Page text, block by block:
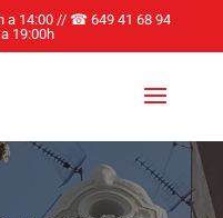
a 14:00// ☎ 649 41 68 94
19:00h